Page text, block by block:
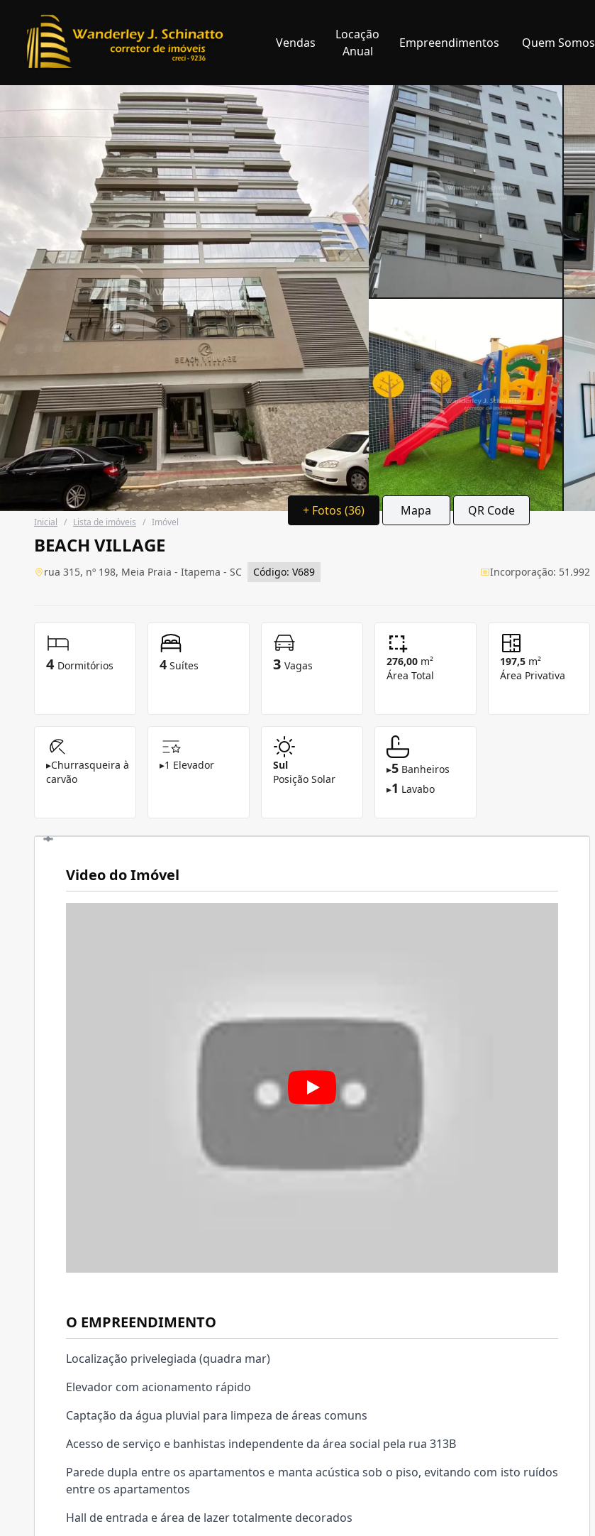
Vendas
Locação
Anual
Empreendimentos Quem Somos
+ Fotos (36) Mapa QR Code
Inicial / Lista de imóveis / Imóvel
BEACH VILLAGE
rua 315, nº 198, Meia Praia - Itapema - SC Código: V689 Incorporação: 51.992
4 Dormitórios 4 Suítes 3 Vagas 276,00 m²
Área Total
197,5 m²
Área Privativa
▸Churrasqueira à
carvão
▸1 Elevador
Sul
Posição Solar
▸5 Banheiros
▸1 Lavabo
Video do Imóvel
O EMPREENDIMENTO
Localização privelegiada (quadra mar)
Elevador com acionamento rápido
Captação da água pluvial para limpeza de áreas comuns
Acesso de serviço e banhistas independente da área social pela rua 313B
Parede dupla entre os apartamentos e manta acústica sob o piso, evitando com isto ruídos
entre os apartamentos
Hall de entrada e área de lazer totalmente decorados